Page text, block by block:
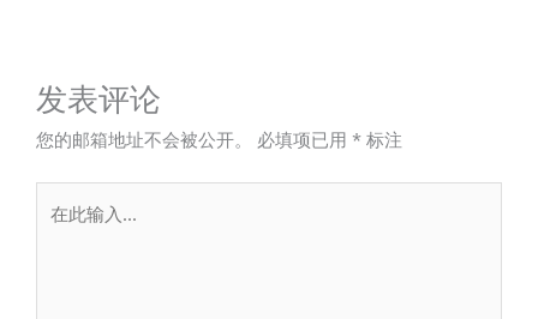
发表评论
您的邮箱地址不会被公开。 必填项已用 * 标注